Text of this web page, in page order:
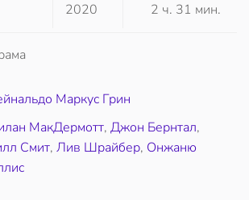
2020 2 ч. 31 мин.
Маркус Грин
МакДермотт, Джон Бернтал,
Смит, Лив Шрайбер, Онжаню